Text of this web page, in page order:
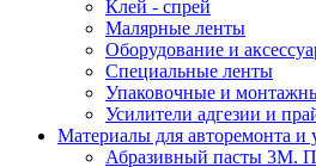
Клей - спрей
Малярные ленты
Оборудование и
Специальные ленты
Упаковочные и
Усилители адгезии и
Материалы для авторемонта и
Абразивный пасты 3М.